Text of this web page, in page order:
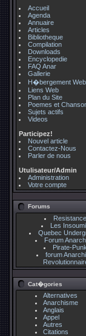
Accueil
Agenda
Annuaire
Articles
Bibliotheque
Compilation
Downloads
Encyclopedie
FAQ Anar
Gallerie
H�bergement Web
Liens Web
Plan du Site
Poemes et
Sujets actifs
Videos
Participez!
Nouvel article
Contactez-Nous
Parler de nous
Utulisateur/Admin
Administration
Votre compte
Forums
Resistance
Les
Quebec
Forum
Pirate-Punk
forum
Cat�gories
Alternatives
Anarchisme
Anglais
Appel
Autres
Citations